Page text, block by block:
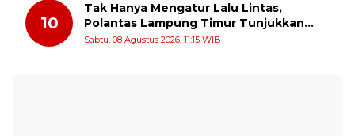
10
Tak Hanya Mengatur Lalu Lintas,
Polantas Lampung Timur Tunjukkan
Kepedulian Sosial
Sabtu, 08 Agustus 2026, 11:15 WIB